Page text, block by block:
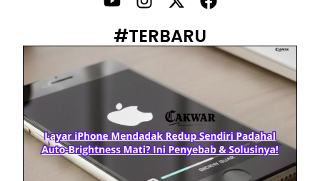
Prabowo Sebut ‘Londo Ireng’, Ray Rangkuti Desak DPR Bersikap, Ini Ulasan Politiknya
MAKI Soroti Penahanan Eks Jampidsus Febrie Adriansyah Tanpa Rompi Pink
Babak Baru Kasus Febrie Adriansyah, Rencana Praperadilan Penyitaan Emas dan Uang Tunai Jadi Sorotan
Baterai Apple Watch Cepat Boros? Ini Penyebab dan Cara Mengatasinya
#TERBARU